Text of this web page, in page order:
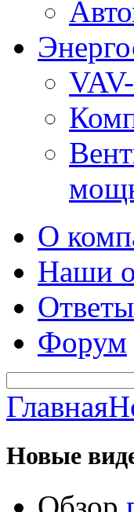
О
Наши
Форум
Главная
Новые